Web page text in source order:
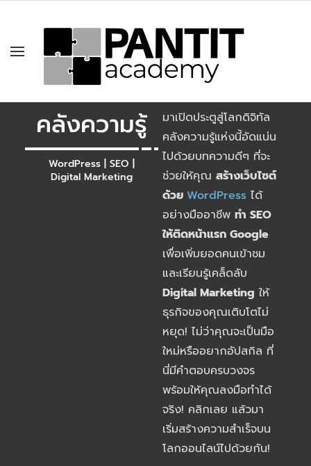
คลังความรู้
WordPress | SEO |
Digital Marketing
มาเปิดประตูสู่โลกดิจิทัล
คลังความรู้แห่งนี้อัดแน่น
ไปด้วยบทความดีๆ ที่จะ
ช่วยให้คุณ สร้างเว็บไซต์
ด้วย WordPress ได้
อย่างมืออาชีพ ทำ SEO
ให้ติดหน้าแรก Google
เพื่อเพิ่มยอดคนเข้าชม
และเรียนรู้เคล็ดลับ
Digital Marketing ให้
ธุรกิจของคุณเติบโตไม่
หยุด! ไม่ว่าคุณจะเป็นมือ
ใหม่หรืออยากอัปสกิล ที่
นี่มีคำตอบครบวงจร
พร้อมให้คุณลงมือทำได้
จริง! คลิกเลย แล้วมา
เริ่มสร้างความสำเร็จบน
โลกออนไลน์ไปด้วยกัน!